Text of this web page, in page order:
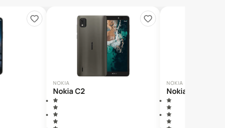
NOKIA
Nokia C2
NOKIA
Nokia 8